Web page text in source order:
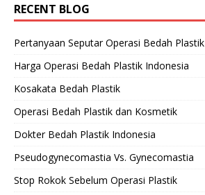
RECENT BLOG
Pertanyaan Seputar Operasi Bedah Plastik
Harga Operasi Bedah Plastik Indonesia
Kosakata Bedah Plastik
Operasi Bedah Plastik dan Kosmetik
Dokter Bedah Plastik Indonesia
Pseudogynecomastia Vs. Gynecomastia
Stop Rokok Sebelum Operasi Plastik